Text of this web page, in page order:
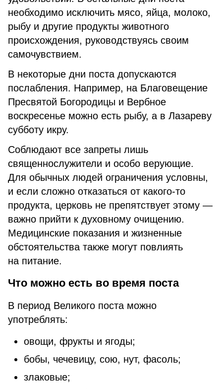
необходимо исключить мясо, яйца, молоко,
рыбу и другие продукты животного
происхождения, руководствуясь своим
самочувствием.
В некоторые дни поста допускаются
послабления. Например, на Благовещение
Пресвятой Богородицы и Вербное
воскресенье можно есть рыбу, а в Лазареву
субботу икру.
Соблюдают все запреты лишь
священнослужители и особо верующие.
Для обычных людей ограничения условны,
и если сложно отказаться от какого-то
продукта, церковь не препятствует этому —
важно прийти к духовному очищению.
Медицинские показания и жизненные
обстоятельства также могут повлиять
на питание.
Что можно есть во время поста
В период Великого поста можно
употреблять:
овощи, фрукты и ягоды;
бобы, чечевицу, сою, нут, фасоль;
злаковые;